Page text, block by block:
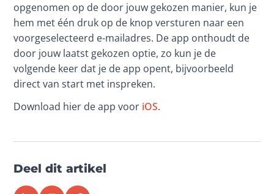
opgenomen op de door jouw gekozen manier, kun je
hem met één druk op de knop versturen naar een
voorgeselecteerd e-mailadres. De app onthoudt de
door jouw laatst gekozen optie, zo kun je de
volgende keer dat je de app opent, bijvoorbeeld
direct van start met inspreken.
Download hier de app voor iOS.
Deel dit artikel